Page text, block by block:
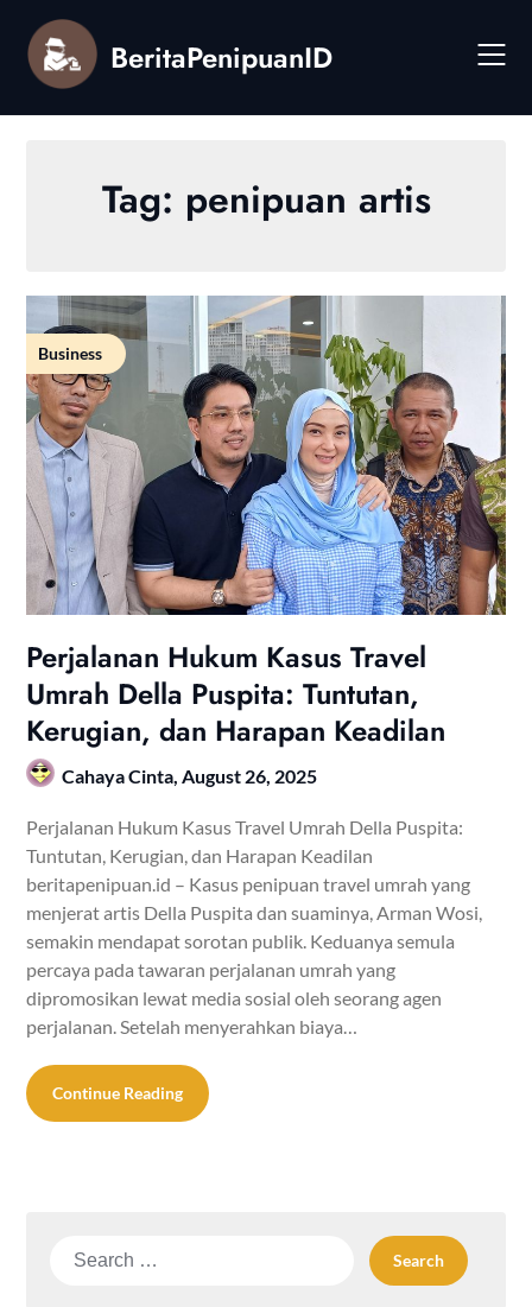
content
BeritaPenipuanID
Tag: penipuan artis
Business
Perjalanan Hukum Kasus Travel
Umrah Della Puspita: Tuntutan,
Kerugian, dan Harapan Keadilan
Cahaya Cinta, August 26, 2025
Perjalanan Hukum Kasus Travel Umrah Della Puspita:
Tuntutan, Kerugian, dan Harapan Keadilan
beritapenipuan.id – Kasus penipuan travel umrah yang
menjerat artis Della Puspita dan suaminya, Arman Wosi,
semakin mendapat sorotan publik. Keduanya semula
percaya pada tawaran perjalanan umrah yang
dipromosikan lewat media sosial oleh seorang agen
perjalanan. Setelah menyerahkan biaya…
Continue Reading
Search